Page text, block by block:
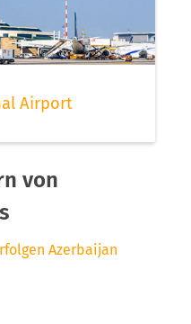
Airport
von
Azerbaijan